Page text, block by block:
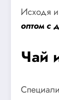
Исходя
оптом с
Чай